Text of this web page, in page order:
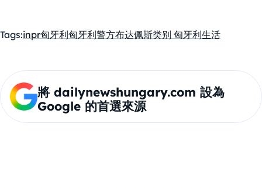
Tags:inpr匈牙利匈牙利警方布达佩斯类别 匈牙利生活
將 dailynewshungary.com 設為
Google 的首選來源